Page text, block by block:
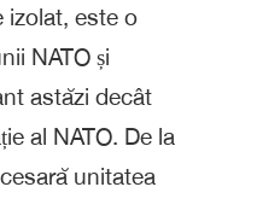
izolat, este o
NATO și
astăzi decât
al NATO. De la
unitatea